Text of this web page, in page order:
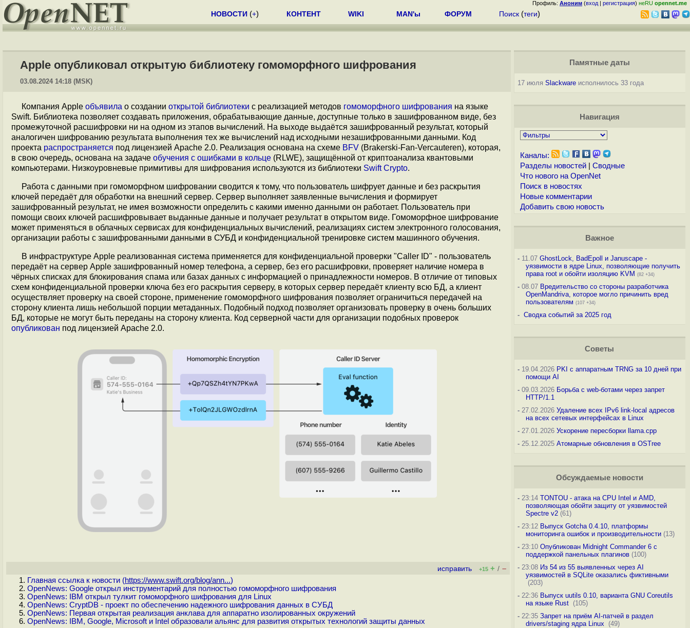
Профиль: Аноним (вход | регистрация) неRU opennet.me
НОВОСТИ (+) КОНТЕНТ WIKI MAN'ы ФОРУМ Поиск (теги)
Apple опубликовал открытую библиотеку гомоморфного шифрования
03.08.2024 14:18 (MSK)
Компания Apple объявила о создании открытой библиотеки с реализацией методов гомоморфного шифрования на языке
Swift. Библиотека позволяет создавать приложения, обрабатывающие данные, доступные только в зашифрованном виде, без
промежуточной расшифровки ни на одном из этапов вычислений. На выходе выдаётся зашифрованный результат, который
аналогичен шифрованию результата выполнения тех же вычислений над исходными незашифрованными данными. Код
проекта распространяется под лицензией Apache 2.0. Реализация основана на схеме BFV (Brakerski-Fan-Vercauteren), которая,
в свою очередь, основана на задаче обучения с ошибками в кольце (RLWE), защищённой от криптоанализа квантовыми
компьютерами. Низкоуровневые примитивы для шифрования используются из библиотеки Swift Crypto.
Работа с данными при гомоморфном шифровании сводится к тому, что пользователь шифрует данные и без раскрытия
ключей передаёт для обработки на внешний сервер. Сервер выполняет заявленные вычисления и формирует
зашифрованный результат, не имея возможности определить с какими именно данными он работает. Пользователь при
помощи своих ключей расшифровывает выданные данные и получает результат в открытом виде. Гомоморфное шифрование
может применяться в облачных сервисах для конфиденциальных вычислений, реализациях систем электронного голосования,
организации работы с зашифрованными данными в СУБД и конфиденциальной тренировке систем машинного обучения.
В инфраструктуре Apple реализованная система применяется для конфиденциальной проверки "Caller ID" - пользователь
передаёт на сервер Apple зашифрованный номер телефона, а сервер, без его расшифровки, проверяет наличие номера в
чёрных списках для блокирования спама или базах данных с информацией о принадлежности номеров. В отличие от типовых
схем конфиденциальной проверки ключа без его раскрытия серверу, в которых сервер передаёт клиенту всю БД, а клиент
осуществляет проверку на своей стороне, применение гомоморфного шифрования позволяет ограничиться передачей на
сторону клиента лишь небольшой порции метаданных. Подобный подход позволяет организовать проверку в очень больших
БД, которые не могут быть переданы на сторону клиента. Код серверной части для организации подобных проверок
опубликован под лицензией Apache 2.0.
исправить +15 + / –
Главная ссылка к новости (https://www.swift.org/blog/ann...)
OpenNews: Google открыл инструментарий для полностью гомоморфного шифрования
OpenNews: IBM открыл тулкит гомоморфного шифрования для Linux
OpenNews: CryptDB - проект по обеспечению надежного шифрования данных в СУБД
OpenNews: Первая открытая реализация анклава для аппаратно изолированных окружений
OpenNews: IBM, Google, Microsoft и Intel образовали альянс для развития открытых технологий защиты данных
Памятные даты
17 июля Slackwareисполнилось 33 года
Навигация
Каналы:
Разделы новостей| Сводные
Что нового на OpenNet
Поиск в новостях
Новые комментарии
Добавить свою новость
Важное
-11.07 GhostLock, BadEpoll и Januscape -
уязвимости в ядре Linux, позволяющие получить
права root и обойти изоляцию KVM (82 +34)
-08.07 Вредительство со стороны разработчика
OpenMandriva, которое могло причинить вред
пользователям (107 +34)
- Сводка событий за 2025 год
Советы
-19.04.2026 PKI с аппаратным TRNG за 10 дней при
помощи AI
-09.03.2026 Борьба с web-ботами через запрет
HTTP/1.1
-27.02.2026 Удаление всех IPv6 link-local адресов
на всех сетевых интерфейсах в Linux
-27.01.2026 Ускорение пересборки llama.cpp
-25.12.2025 Атомарные обновления в OSTree
Обсуждаемые новости
-23:14 TONTOU - атака на CPU Intel и AMD,
позволяющая обойти защиту от уязвимостей
Spectre v2(61)
-23:12 Выпуск Gotcha 0.4.10, платформы
мониторинга ошибок и производительности(13)
-23:10 Опубликован Midnight Commander 6 c
поддержкой панельных плагинов(100)
-23:08 Из 54 из 55 выявленных через AI
уязвимостей в SQLite оказались фиктивными
(203)
-22:36 Выпуск uutils 0.10, варианта GNU Coreutils
на языке Rust (105)
-22:35 Запрет на приём AI-патчей в раздел
drivers/staging ядра Linux
(49)